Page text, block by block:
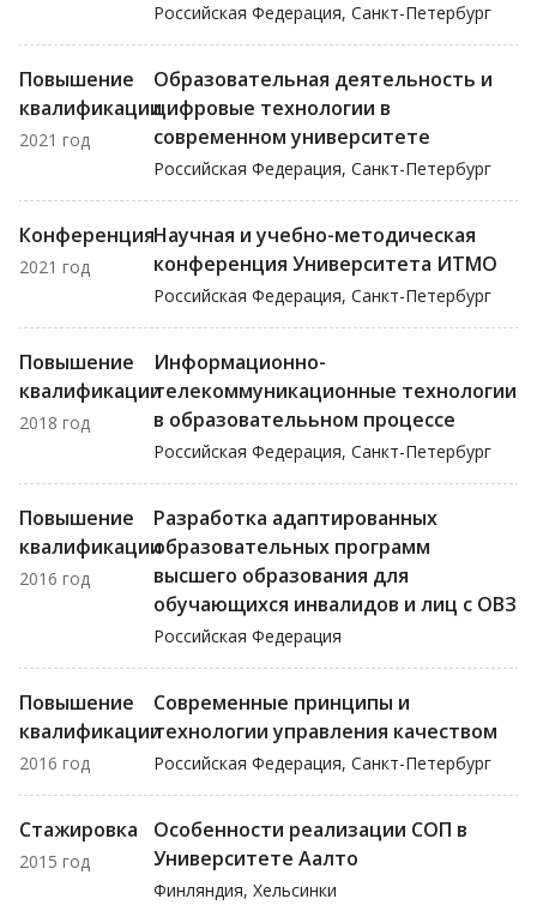
Российская Федерация, Санкт-Петербург
Повышение
квалификации
2021 год
Образовательная деятельность и
цифровые технологии в
современном университете
Российская Федерация, Санкт-Петербург
Конференция
2021 год
Научная и учебно-методическая
конференция Университета ИТМО
Российская Федерация, Санкт-Петербург
Повышение
квалификации
2018 год
Информационно-
телекоммуникационные технологии
в образователььном процессе
Российская Федерация, Санкт-Петербург
Повышение
квалификации
2016 год
Разработка адаптированных
образовательных программ
высшего образования для
обучающихся инвалидов и лиц с ОВЗ
Российская Федерация
Повышение
квалификации
2016 год
Современные принципы и
технологии управления качеством
Российская Федерация, Санкт-Петербург
Стажировка
2015 год
Особенности реализации СОП в
Университете Аалто
Финляндия, Хельсинки